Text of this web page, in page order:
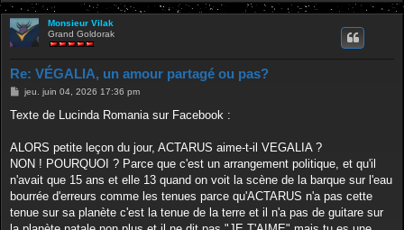
Monsieur Vilak
Grand Goldorak
Re: VÉGALIA, un amour partagé ou pas?
M
s
g
jeu. juin 04, 2026 17:36 pm
Texte de Lucinda Romania sur Facebook :
ALORS petite leçon du jour, ACTARUS aime-t-il VEGALIA ?
NON ! POURQUOI ? Parce que c'est un arrangement politique, et qu'il
n'avait que 15 ans et elle 13 quand on voit la scène de la barque sur l'eau
bourrée d'erreurs comme les tenues parce qu'ACTARUS n'a pas cette
tenue sur sa planète c'est la tenue de la terre et il n'a pas de guitare sur